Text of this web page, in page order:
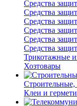
Средства
Средства
Средства
Средства
Средства
Средства
Трикотажные
Хозтовары
Клеи и